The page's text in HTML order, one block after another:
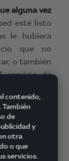
alguna vez
esté listo
le hubiera
que no
o también
servicio de
son cosas
perdido de
contenido,
También
de
y
otra
o que
servicios.